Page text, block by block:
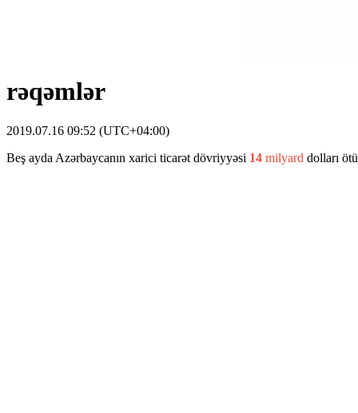
rəqəmlər
2019.07.16 09:52 (UTC+04:00)
Beş ayda Azərbaycanın xarici ticarət dövriyyəsi 14 milyard dolları